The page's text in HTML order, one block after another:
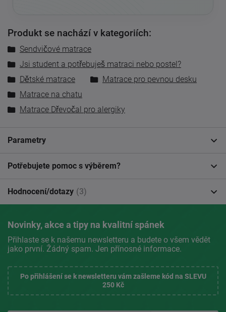
Produkt se nachází v kategoriích:
Sendvičové matrace
Jsi student a potřebuješ matraci nebo postel?
Dětské matrace
Matrace pro pevnou desku
Matrace na chatu
Matrace Dřevočal pro alergiky
Parametry
Potřebujete pomoc s výběrem?
Hodnocení/dotazy (3)
Novinky, akce a tipy na kvalitní spánek
Přihlaste se k našemu newsletteru a budete o všem vědět
jako první. Žádný spam. Jen přínosné informace.
Po přihlášení se k newsletteru vám zašleme kód na SLEVU
250 Kč